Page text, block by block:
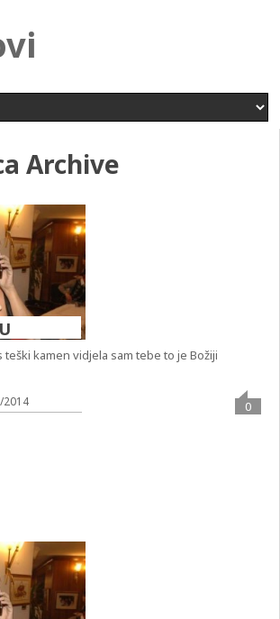
Archive
teški kamen vidjela sam tebe to je Božiji
2014 0